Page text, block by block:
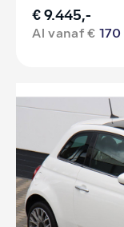
€ 9.445,-
Al vanaf €170